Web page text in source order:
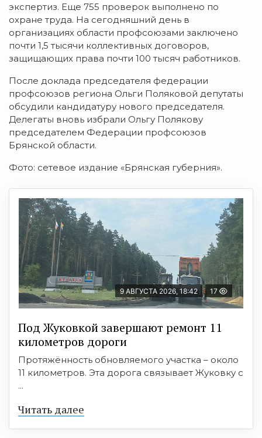
экспертиз. Еще 755 проверок выполнено по
охране труда. На сегодняшний день в
организациях области профсоюзами заключено
почти 1,5 тысячи коллективных договоров,
защищающих права почти 100 тысяч работников.
После доклада председателя федерации
профсоюзов региона Ольги Поляковой депутаты
обсудили кандидатуру нового председателя.
Делегаты вновь избрали Ольгу Полякову
председателем Федерации профсоюзов
Брянской области.
Фото: сетевое издание «Брянская губерния».
9 АВГУСТА 2026, 18:42 17
Под Жуковкой завершают ремонт 11
километров дороги
Протяжённость обновляемого участка – около
11 километров. Эта дорога связывает Жуковку с
...
Читать далее